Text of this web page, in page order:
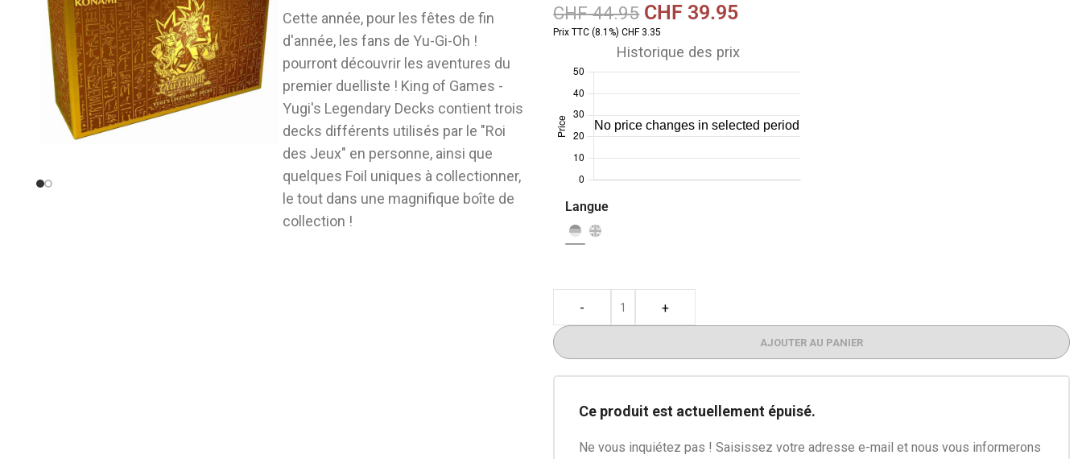
Cette année, pour les fêtes de fin
d'année, les fans de Yu-Gi-Oh !
pourront découvrir les aventures du
premier duelliste ! King of Games -
Yugi's Legendary Decks contient trois
decks différents utilisés par le "Roi
des Jeux" en personne, ainsi que
quelques Foil uniques à collectionner,
le tout dans une magnifique boîte de
collection !
CHF44.95 CHF 39.95
Prix TTC (8.1%) CHF 3.35
Historique des prix
Langue
- +
AJOUTER AU PANIER
Ce produit est actuellement épuisé.
Ne vous inquiétez pas ! Saisissez votre adresse e-mail et nous vous informerons